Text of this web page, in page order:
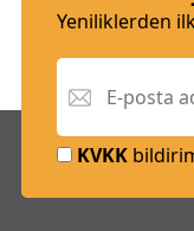
Yeniliklerden
KVKK